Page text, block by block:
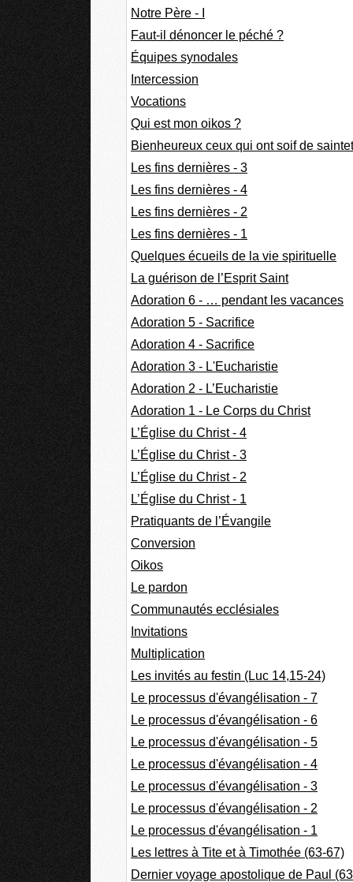
Notre Père - I
Faut-il dénoncer le péché ?
Équipes synodales
Intercession
Vocations
Qui est mon oikos ?
Bienheureux ceux qui ont soif de
Les fins dernières - 3
Les fins dernières - 4
Les fins dernières - 2
Les fins dernières - 1
Quelques écueils de la vie spirituelle
La guérison de l’Esprit Saint
Adoration 6 - … pendant les vacances
Adoration 5 - Sacrifice
Adoration 4 - Sacrifice
Adoration 3 - L'Eucharistie
Adoration 2 - L’Eucharistie
Adoration 1 - Le Corps du Christ
L’Église du Christ - 4
L’Église du Christ - 3
L’Église du Christ - 2
L’Église du Christ - 1
Pratiquants de l’Évangile
Conversion
Oikos
Le pardon
Communautés ecclésiales
Invitations
Multiplication
Les invités au festin (Luc 14,15-24)
Le processus d'évangélisation - 7
Le processus d'évangélisation - 6
Le processus d'évangélisation - 5
Le processus d'évangélisation - 4
Le processus d'évangélisation - 3
Le processus d'évangélisation - 2
Le processus d'évangélisation - 1
Les lettres à Tite et à Timothée (63-67)
Dernier voyage apostolique de Paul